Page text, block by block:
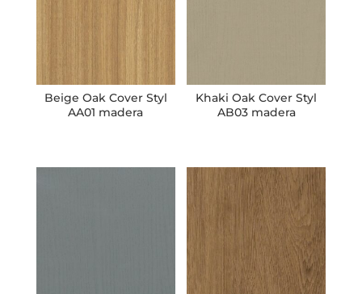
Beige Oak Cover Styl
AA01 madera
Khaki Oak Cover Styl
AB03 madera